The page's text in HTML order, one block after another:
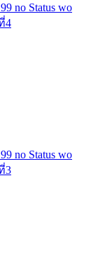
no Status wo
4
no Status wo
3